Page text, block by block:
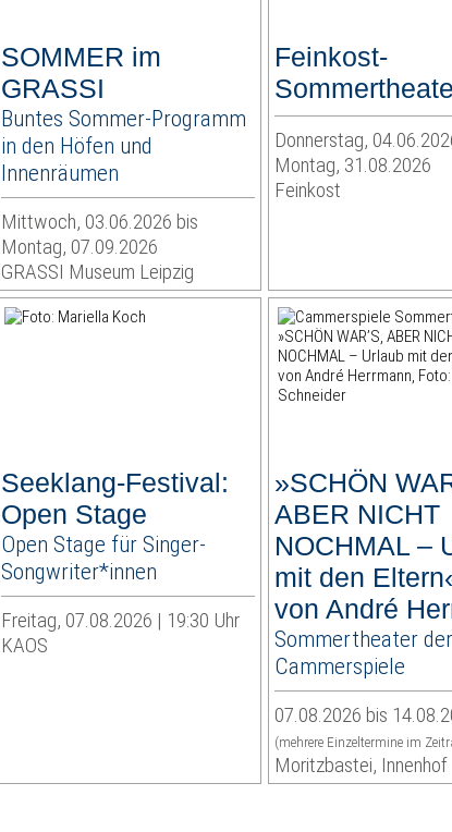
SOMMER im
GRASSI
Buntes Sommer-Programm
in den Höfen und
Innenräumen
Mittwoch, 03.06.2026 bis
Montag, 07.09.2026
GRASSI Museum Leipzig
Feinkost-
Donnerstag,
Montag, 31.08.2026
Feinkost
Seeklang-Festival:
Open Stage
Open Stage für Singer-
Songwriter*innen
Freitag, 07.08.2026 | 19:30 Uhr
KAOS
»SCHÖN
ABER NICHT
NOCHMAL –
mit den
von André
Sommertheater der
Cammerspiele
07.08.2026 bis
(mehrere Einzeltermine im
Moritzbastei, Innenhof